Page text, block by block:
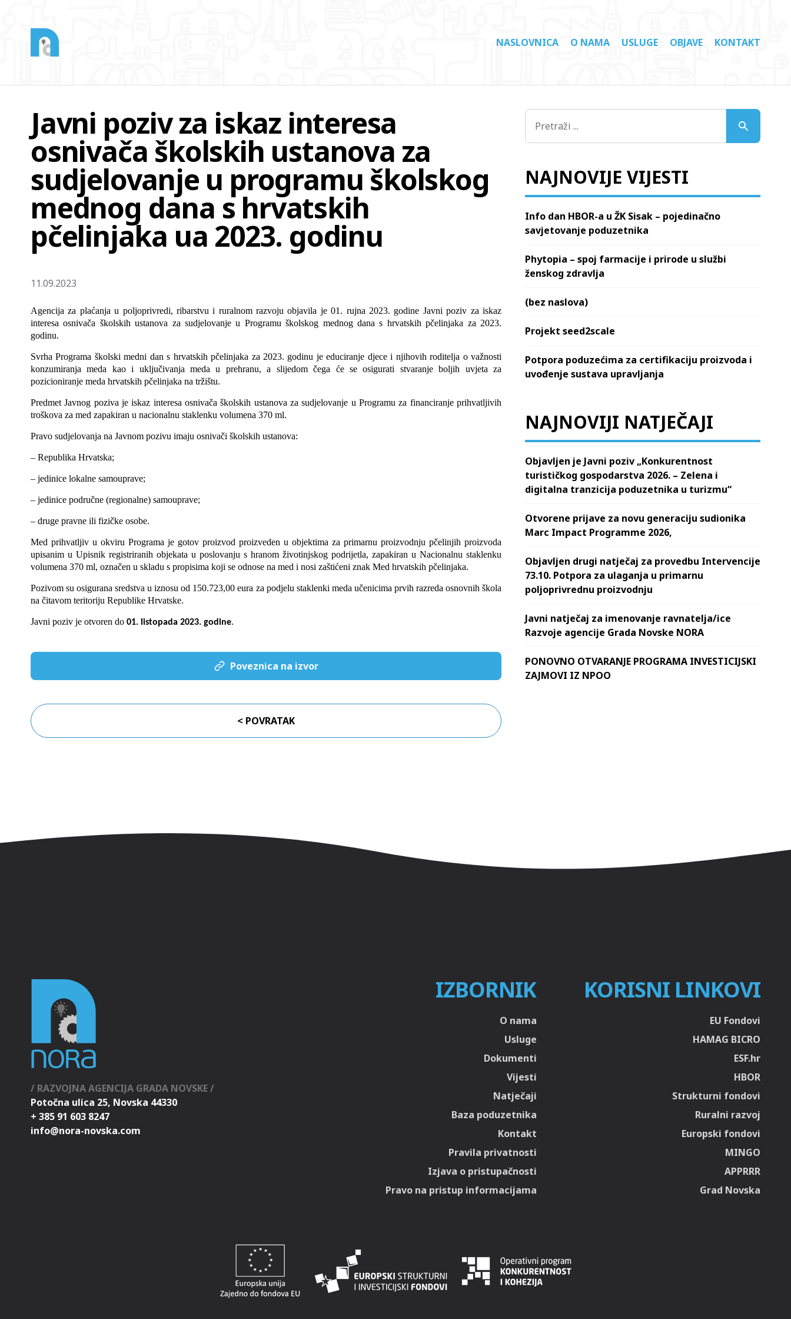
NASLOVNICA O NAMA USLUGE OBJAVE KONTAKT
Javni poziv za iskaz interesa
osnivača školskih ustanova za
sudjelovanje u programu školskog
mednog dana s hrvatskih
pčelinjaka ua 2023. godinu
11.09.2023
Agencija za plaćanja u poljoprivredi, ribarstvu i ruralnom razvoju objavila je 01. rujna 2023. godine Javni poziv za iskaz
interesa osnivača školskih ustanova za sudjelovanje u Programu školskog mednog dana s hrvatskih pčelinjaka za 2023.
godinu.
Svrha Programa školski medni dan s hrvatskih pčelinjaka za 2023. godinu je educiranje djece i njihovih roditelja o važnosti
konzumiranja meda kao i uključivanja meda u prehranu, a slijedom čega će se osigurati stvaranje boljih uvjeta za
pozicioniranje meda hrvatskih pčelinjaka na tržištu.
Predmet Javnog poziva je iskaz interesa osnivača školskih ustanova za sudjelovanje u Programu za financiranje prihvatljivih
troškova za med zapakiran u nacionalnu staklenku volumena 370 ml.
Pravo sudjelovanja na Javnom pozivu imaju osnivači školskih ustanova:
– Republika Hrvatska;
– jedinice lokalne samouprave;
– jedinice područne (regionalne) samouprave;
– druge pravne ili fizičke osobe.
Med prihvatljiv u okviru Programa je gotov proizvod proizveden u objektima za primarnu proizvodnju pčelinjih proizvoda
upisanim u Upisnik registriranih objekata u poslovanju s hranom životinjskog podrijetla, zapakiran u Nacionalnu staklenku
volumena 370 ml, označen u skladu s propisima koji se odnose na med i nosi zaštićeni znak Med hrvatskih pčelinjaka.
Pozivom su osigurana sredstva u iznosu od 150.723,00 eura za podjelu staklenki meda učenicima prvih razreda osnovnih škola
na čitavom teritoriju Republike Hrvatske.
Javni poziv je otvoren do 01. listopada 2023. godine.
Poveznica na izvor
< POVRATAK
NAJNOVIJE VIJESTI
Info dan HBOR-a u ŽK Sisak – pojedinačno
savjetovanje poduzetnika
Phytopia – spoj farmacije i prirode u službi
ženskog zdravlja
(bez naslova)
Projekt seed2scale
Potpora poduzećima za certifikaciju proizvoda i
uvođenje sustava upravljanja
NAJNOVIJI NATJEČAJI
Objavljen je Javni poziv „Konkurentnost
turističkog gospodarstva 2026. – Zelena i
digitalna tranzicija poduzetnika u turizmu“
Otvorene prijave za novu generaciju sudionika
Marc Impact Programme 2026,
Objavljen drugi natječaj za provedbu Intervencije
73.10. Potpora za ulaganja u primarnu
poljoprivrednu proizvodnju
Javni natječaj za imenovanje ravnatelja/ice
Razvoje agencije Grada Novske NORA
PONOVNO OTVARANJE PROGRAMA INVESTICIJSKI
ZAJMOVI IZ NPOO
/ RAZVOJNA AGENCIJA GRADA NOVSKE /
Potočna ulica 25, Novska 44330
+ 385 91 603 8247
IZBORNIK
O nama
Usluge
Dokumenti
Vijesti
Natječaji
Baza poduzetnika
Kontakt
Pravila privatnosti
Izjava o pristupačnosti
Pravo na pristup informacijama
KORISNI LINKOVI
EU Fondovi
HAMAG BICRO
ESF.hr
HBOR
Strukturni fondovi
Ruralni razvoj
Europski fondovi
MINGO
APPRRR
Grad Novska